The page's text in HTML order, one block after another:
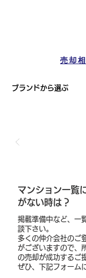
売却
ブランドから選ぶ
マンション一覧
がない時は？
掲載準備中など、一
談下さい。
多くの仲介会社のご
がございますので、
の売却が成功するご
ぜひ、下記フォーム